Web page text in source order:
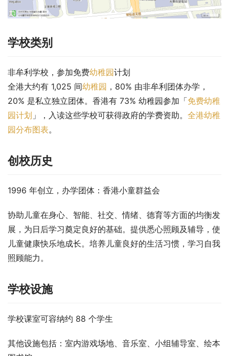
学校类别
非牟利学校，参加免费幼稚园计划
全港大约有 1,025 间幼稚园 ，80% 由非牟利团体办学，
20% 是私立独立团体。香港有 73% 幼稚园参加「免费幼稚
园计划 」，入读这些学校可获得政府的学费资助。 全港幼稚
园分布图表。
创校历史
1996 年创立，办学团体：香港小童群益会
协助儿童在身心、智能、社交、情绪、德育等方面的均衡发
展，为日后学习奠定良好的基础。提供悉心照顾及辅导，使
儿童健康快乐地成长。培养儿童良好的生活习惯，学习自我
照顾能力。
学校设施
学校课室可容纳约 88 个学生
其他设施包括：室内游戏场地、音乐室、小组辅导室、绘本